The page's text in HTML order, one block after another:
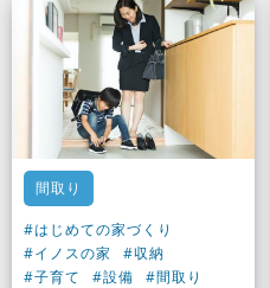
間取り
#はじめての家づくり
#イノスの家
#収納
#子育て
#設備 #間取り